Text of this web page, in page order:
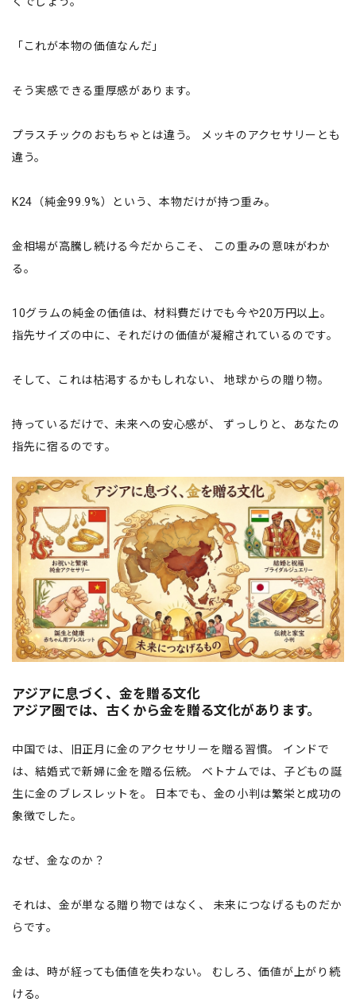
「これが本物の価値なんだ」
そう実感できる重厚感があります。
プラスチックのおもちゃとは違う。 メッキのアクセサリーとも
違う。
K24（純金99.9%）という、本物だけが持つ重み。
金相場が高騰し続ける今だからこそ、 この重みの意味がわか
る。
10グラムの純金の価値は、材料費だけでも今や20万円以上。
指先サイズの中に、それだけの価値が凝縮されているのです。
そして、これは枯渇するかもしれない、 地球からの贈り物。
持っているだけで、未来への安心感が、 ずっしりと、あなたの
指先に宿るのです。
アジアに息づく、金を贈る文化
アジア圏では、古くから金を贈る文化があります。
中国では、旧正月に金のアクセサリーを贈る習慣。 インドで
は、結婚式で新婦に金を贈る伝統。 ベトナムでは、子どもの誕
生に金のブレスレットを。 日本でも、金の小判は繁栄と成功の
象徴でした。
なぜ、金なのか？
それは、金が単なる贈り物ではなく、 未来につなげるものだか
らです。
金は、時が経っても価値を失わない。 むしろ、価値が上がり続
ける。